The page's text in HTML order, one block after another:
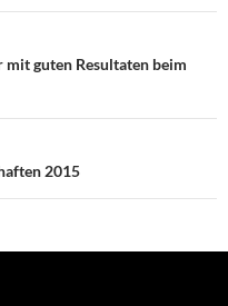
guten Resultaten beim
2015